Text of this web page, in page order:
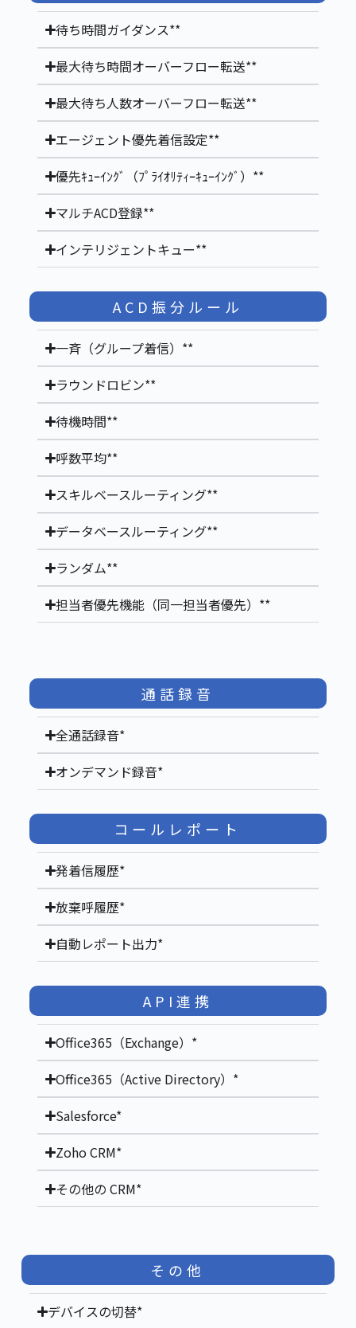
待ち時間ガイダンス**
最大待ち時間オーバーフロー転送**
最大待ち人数オーバーフロー転送**
エージェント優先着信設定**
優先ｷｭｰｲﾝｸﾞ（ﾌﾟﾗｲｵﾘﾃｨｰｷｭｰｲﾝｸﾞ）**
マルチACD登録**
インテリジェントキュー**
ACD振分ルール
一斉（グループ着信）**
ラウンドロビン**
待機時間**
呼数平均**
スキルベースルーティング**
データベースルーティング**
ランダム**
担当者優先機能（同一担当者優先）**
通話録音
全通話録音*
オンデマンド録音*
コールレポート
発着信履歴*
放棄呼履歴*
自動レポート出力*
API連携
Office365（Exchange）*
Office365（Active Directory）*
Salesforce*
Zoho CRM*
その他の CRM*
その他
デバイスの切替*